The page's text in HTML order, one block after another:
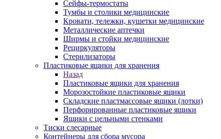
Сейфы-термостаты
Тумбы и столики медицинские
Кровати, тележки, кушетки медицинские
Металлические аптечки
Ширмы и стойки медицинские
Рециркуляторы
Стерилизаторы
Пластиковые ящики для хранения
Назад
Пластиковые ящики для хранения
Морозостойкие пластиковые ящики
Складские пластмассовые ящики (лотки)
Перфорированные пластиковые ящики
Ящики с цельными стенками
Тиски слесарные
Контейнеры для сбора мусора